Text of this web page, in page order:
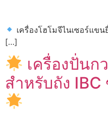
เครื่องโฮโมจีไนเซอร์แข
[…]
เครื่องปั่นก
สำหรับถัง